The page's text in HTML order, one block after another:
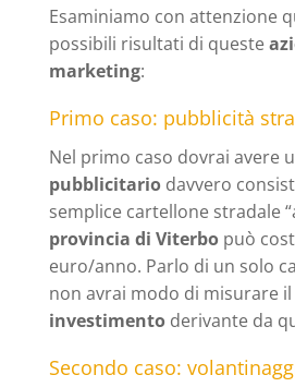
Esaminiamo con attenzione
possibili risultati di queste
marketing:
Primo caso: pubblicità
Nel primo caso dovrai avere
pubblicitariodavvero
semplice cartellone stradale
provincia di Viterbopuò
euro/anno. Parlo di un solo
non avrai modo di misurare il
investimentoderivante da
Secondo caso: